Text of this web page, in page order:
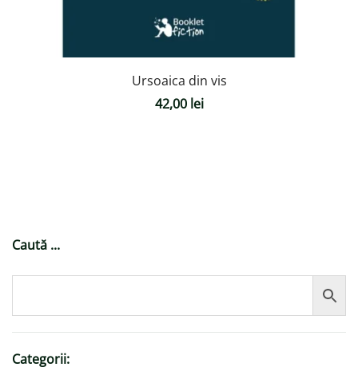
Ursoaica din vis
42,00 lei
Caută ...
Categorii: